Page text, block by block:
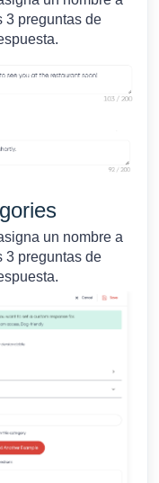
3 preguntas de
un nombre a
3 preguntas de